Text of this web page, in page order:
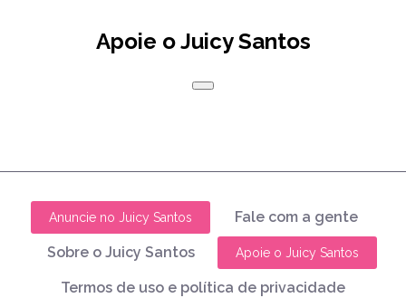
Apoie o Juicy Santos
Anuncie no Juicy Santos Fale com a gente
Sobre o Juicy Santos Apoie o Juicy Santos
Termos de uso e política de privacidade